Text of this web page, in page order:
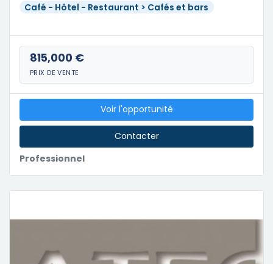
Café - Hôtel - Restaurant > Cafés et bars
815,000 €
PRIX DE VENTE
Professionnel
Voir l'opportunité
Contacter